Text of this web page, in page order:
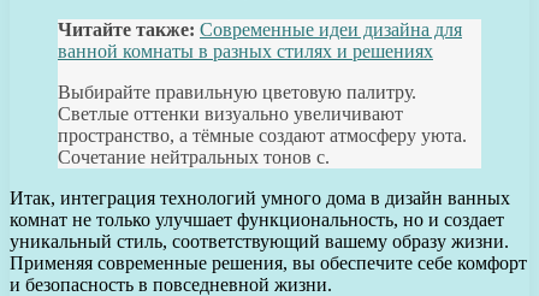
Читайте также: Современные идеи дизайна для
ванной комнаты в разных стилях и решениях
Выбирайте правильную цветовую палитру.
Светлые оттенки визуально увеличивают
пространство, а тёмные создают атмосферу уюта.
Сочетание нейтральных тонов с.
Итак, интеграция технологий умного дома в дизайн ванных
комнат не только улучшает функциональность, но и создает
уникальный стиль, соответствующий вашему образу жизни.
Применяя современные решения, вы обеспечите себе комфорт
и безопасность в повседневной жизни.